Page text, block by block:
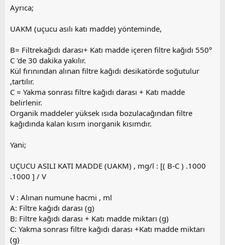
Ayrıca;
UAKM (uçucu asılı katı madde) yönteminde,
B= Filtrekağıdı darası+ Katı madde içeren filtre kağıdı 550°
C 'de 30 dakika yakılır.
Kül fırınından alınan filtre kağıdı desikatörde soğutulur
,tartılır.
C = Yakma sonrası filtre kağıdı darası + Katı madde
belirlenir.
Organik maddeler yüksek ısıda bozulacağından filtre
kağıdında kalan kısım inorganik kısımdır.
Yani;
UÇUCU ASILI KATI MADDE (UAKM) , mg/l : [( B-C ) .1000
.1000 ] / V
V : Alınan numune hacmi , ml
A: Filtre kağıdı darası (g)
B: Filtre kağıdı darası + Katı madde miktarı (g)
C: Yakma sonrası filtre kağıdı darası +Katı madde miktarı
(g)